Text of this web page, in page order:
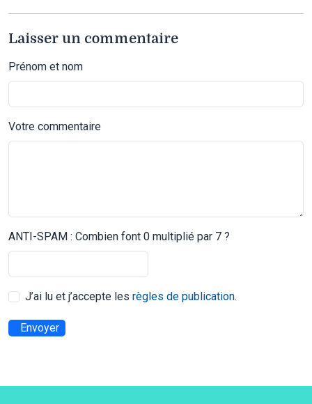
Laisser un commentaire
Prénom et nom
Votre commentaire
ANTI-SPAM : Combien font 0 multiplié par 7 ?
J’ai lu et j’accepte les règles de publication.
Envoyer